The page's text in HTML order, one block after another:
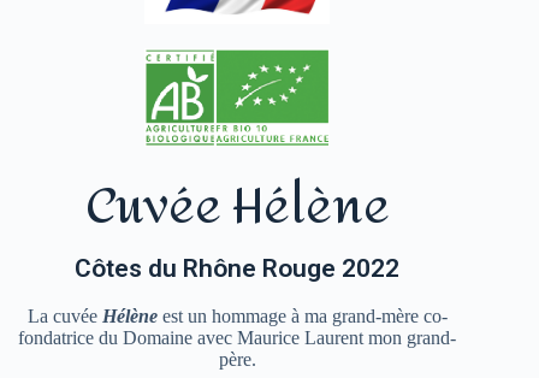
Cuvée Hélène
Côtes du Rhône Rouge 2022
La cuvée Hélène est un hommage à ma grand-mère co-
fondatrice du Domaine avec Maurice Laurent mon grand-
père.